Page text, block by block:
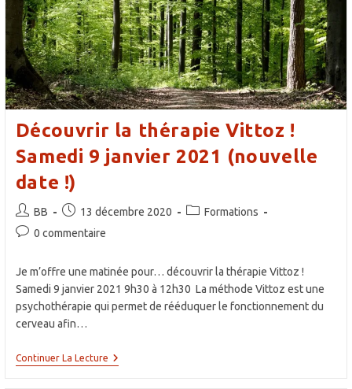
Découvrir la thérapie Vittoz !
Samedi 9 janvier 2021 (nouvelle
date !)
Auteur/autrice
de
BB
Publication
publiée :
13 décembre 2020
PostFormations
Commentaires
la
publication :
0 commentaire
Je m’offre une matinée pour… découvrir la thérapie Vittoz !
Samedi 9 janvier 2021 9h30 à 12h30 La méthode Vittoz est une
psychothérapie qui permet de rééduquer le fonctionnement du
cerveau afin…
Continuer La LectureDécouvrir